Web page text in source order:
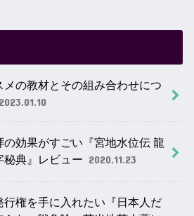
メの教材とその組み合わせにつ
2023.01.10
の効果がすごい『宮地水位伝 龍
秘典』レビュー 2020.11.23
行権を手に入れたい『日本人だ